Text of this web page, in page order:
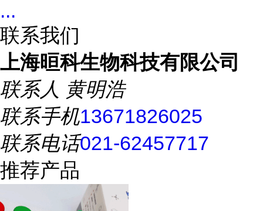
...
联系我们
上海晅科生物科技有限公司
联系人 黄明浩
联系手机13671826025
联系电话021-62457717
推荐产品